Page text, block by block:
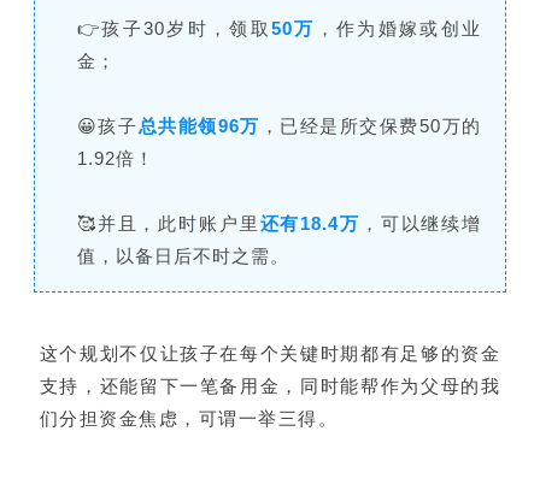
👉孩子30岁时，领取 50万 ，作为婚嫁或创业
金；
😀孩子总共能领96万 ，已经是所交保费50万的
1.92倍！
🥰并且，此时账户里 还有18.4万 ，可以继续增
值，以备日后不时之需。
这个规划不仅让孩子在每个关键时期都有足够的资金
支持，还能留下一笔备用金，同时能帮作为父母的我
们分担资金焦虑，可谓一举三得。